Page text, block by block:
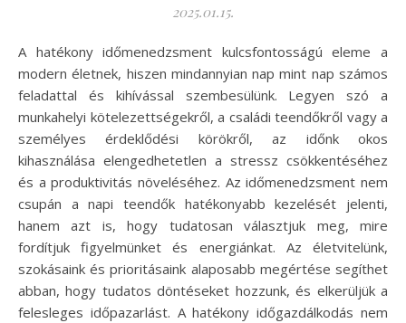
2025.01.15.
A hatékony időmenedzsment kulcsfontosságú eleme a
modern életnek, hiszen mindannyian nap mint nap számos
feladattal és kihívással szembesülünk. Legyen szó a
munkahelyi kötelezettségekről, a családi teendőkről vagy a
személyes érdeklődési körökről, az időnk okos
kihasználása elengedhetetlen a stressz csökkentéséhez
és a produktivitás növeléséhez. Az időmenedzsment nem
csupán a napi teendők hatékonyabb kezelését jelenti,
hanem azt is, hogy tudatosan választjuk meg, mire
fordítjuk figyelmünket és energiánkat. Az életvitelünk,
szokásaink és prioritásaink alaposabb megértése segíthet
abban, hogy tudatos döntéseket hozzunk, és elkerüljük a
felesleges időpazarlást. A hatékony időgazdálkodás nem